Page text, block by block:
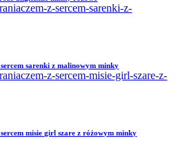
sarenki z malinowym minky
misie girl szare z różowym minky